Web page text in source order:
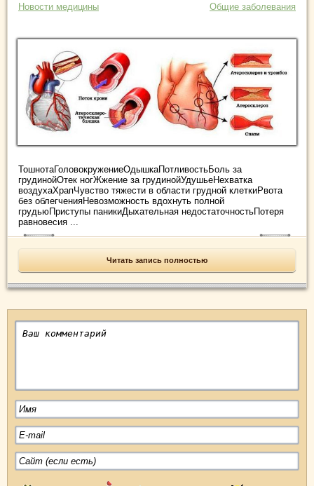
Новости медицины Общие заболевания
ТошнотаГоловокружениеОдышкаПотливостьБоль за
грудинойОтек ногЖжение за грудинойУдушьеНехватка
воздухаХрапЧувство тяжести в области грудной клеткиРвота
без облегченияНевозможность вдохнуть полной
грудьюПриступы паникиДыхательная недостаточностьПотеря
равновесия ...
Читать запись полностью